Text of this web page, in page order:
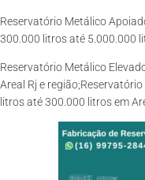
Reservatório Metálico
300.000 litros até 5.000.000
Reservatório Metálico
Areal Rj e
litros até 300.000 litros em